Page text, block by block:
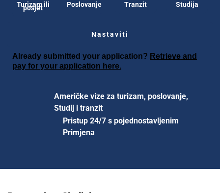
Turizam ili
posjet Poslovanje Tranzit Studija
Nastaviti
Already submitted your application? Retrieve and
pay for your application here.
Američke vize za turizam, poslovanje,
Studij i tranzit
Pristup 24/7 s pojednostavljenim
Primjena